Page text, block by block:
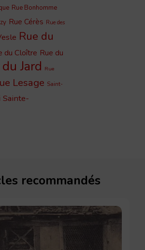
Rue Bonhomme
Rue Cérès Rue des
Rue du
du Cloître Rue du
Jard Rue
Lesage Saint-
Sainte-
recommandés